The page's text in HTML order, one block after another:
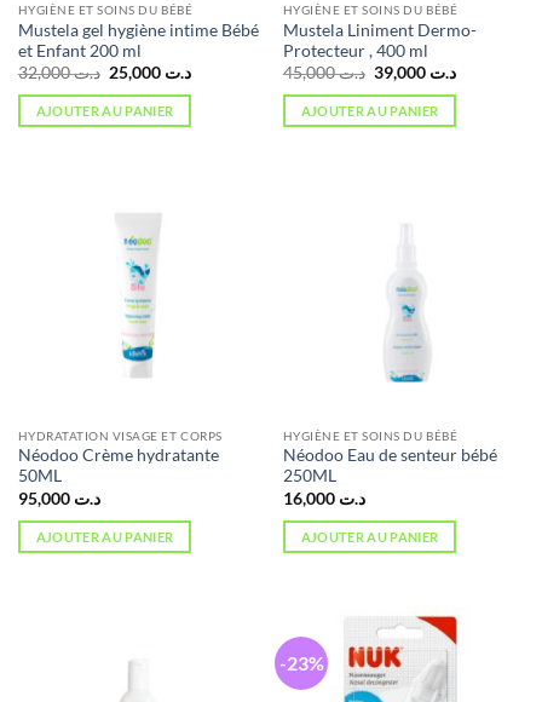
HYGIÈNE ET SOINS DU BÉBÉ
Mustela gel hygiène intime Bébé
et Enfant 200 ml
د.ت32,000
Le
prix
initial
était :
د.ت 25,000
Le
AJOUTER AU PANIER
HYGIÈNE ET SOINS DU BÉBÉ
Mustela Liniment Dermo-
Protecteur , 400 ml
د.ت45,000
Le
prix
initial
était :
د.ت 39,000
Le
AJOUTER AU PANIER
HYDRATATION VISAGE ET CORPS
Néodoo Crème hydratante
50ML
د.ت 95,000
AJOUTER AU PANIER
HYGIÈNE ET SOINS DU BÉBÉ
Néodoo Eau de senteur bébé
250ML
د.ت 16,000
AJOUTER AU PANIER
-23%